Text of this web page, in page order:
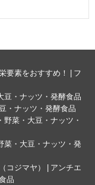
要素をおすすめ！ | フ
豆・ナッツ・発酵食品
・ナッツ・発酵食品
菜・大豆・ナッツ・
菜・大豆・ナッツ・発
コジマヤ） | アンチエ
品